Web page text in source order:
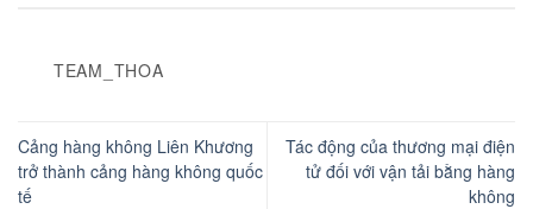
TEAM_THOA
Cảng hàng không Liên Khương
trở thành cảng hàng không quốc
tế
Tác động của thương mại điện
tử đối với vận tải bằng hàng
không